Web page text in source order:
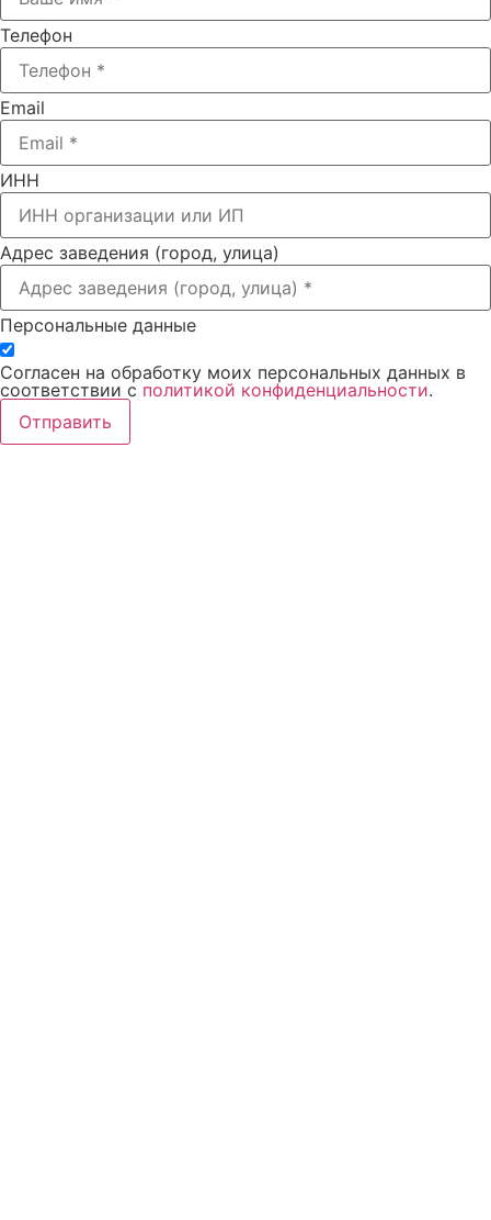
Телефон
Email
ИНН
Адрес заведения (город, улица)
Персональные данные
Согласен на обработку моих персональных данных в
соответствии с политикой конфиденциальности.
Отправить